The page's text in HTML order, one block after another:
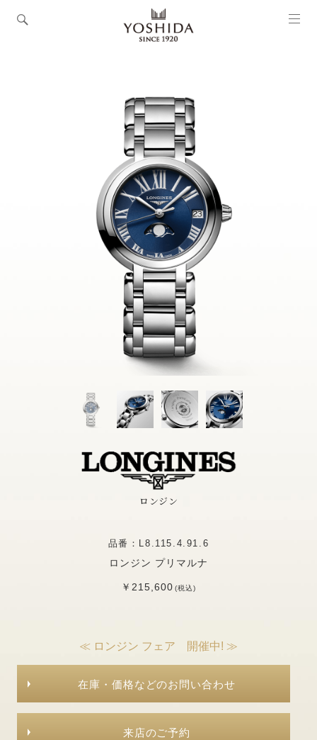
ロンジン
品番：L8.115.4.91.6
ロンジン プリマルナ
￥215,600(税込)
≪ ロンジン フェア 開催中! ≫
在庫・価格などのお問い合わせ
来店のご予約